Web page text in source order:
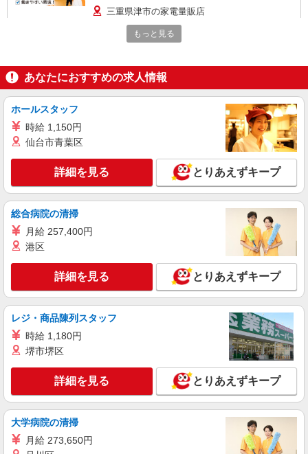
+゜ 入社祝い金10万円支給(規定有) お友達を紹介
頂くと, インセンティブ支給(規定有) ★月2回払
い・週払い可能（規程有）★ ゜・。○。・゜
+゜・。○。・゜+゜
三重県津市の家電量販店
派遣社員
株式会社シエロ
携帯販売スタッフ【softbank】
時給1600円〜 ※別途インセンティブ、職能評
価制度あり ※残業代支給 ★交通費別途支給（規定
社祝い金10万円支給(規定有) お友達を紹介頂くと,
インセンティブ支給(規定有) ★月2回払い・週払い
可能（規程有）★ ゜・。○。・゜+゜・。○。・゜
+゜
キープ 詳細を見る
派遣社員
株式会社シエロ
時給1650円〜1800円（経験・能力による） ※
残業代支給 ★交通費別途支給（規定あり） ゜
+゜・。○。・゜+゜・。○。・゜+゜ 入社祝い金10
万円支給(規定有) お友達を紹介頂くと, インセンテ
ィブ支給(規定有) ★月2回払い・週払い可能（規程
有）★ ゜・。○。・゜+゜・。○。・゜+゜
三重県津市の家電量販店
キープ 詳細を見る
紹介予定派遣
【softbank】人気機種に詳しくなれる携帯販
時給1500円〜1600円（経験・能力による） ※
残業代支給 ★交通費別途支給（規定あり） ゜
+゜・。○。・゜+゜・。○。・゜+゜ 入社祝い金10
万円支給(規定有) お友達を紹介頂くと, インセンテ
もっと見る
あなたにおすすめの求人情報
ホールスタッフ
時給 1,150円
仙台市青葉区
詳細を見る とりあえずキープ
総合病院の清掃
月給 257,400円
港区
詳細を見る とりあえずキープ
レジ・商品陳列スタッフ
時給 1,180円
堺市堺区
詳細を見る とりあえずキープ
大学病院の清掃
月給 273,650円